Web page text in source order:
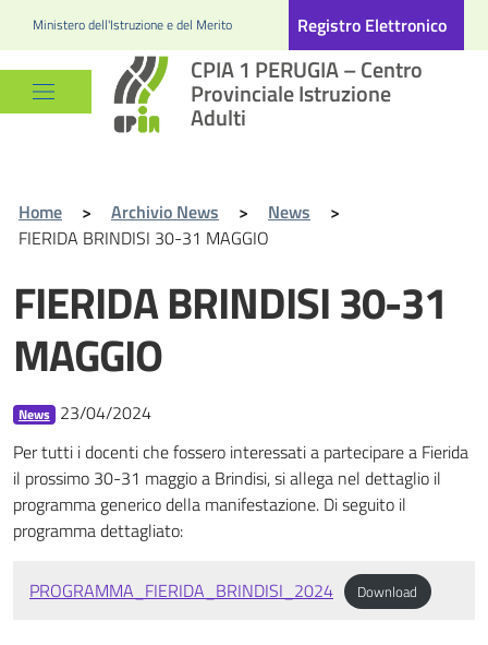
Ministero dell'Istruzione e del Merito Registro Elettronico
CPIA 1 PERUGIA – Centro
Provinciale Istruzione
Adulti
Home > Archivio News > News
>
FIERIDA BRINDISI 30-31 MAGGIO
FIERIDA BRINDISI 30-31
MAGGIO
News 23/04/2024
Per tutti i docenti che fossero interessati a partecipare a Fierida
il prossimo 30-31 maggio a Brindisi, si allega nel dettaglio il
programma generico della manifestazione. Di seguito il
programma dettagliato:
PROGRAMMA_FIERIDA_BRINDISI_2024 Download